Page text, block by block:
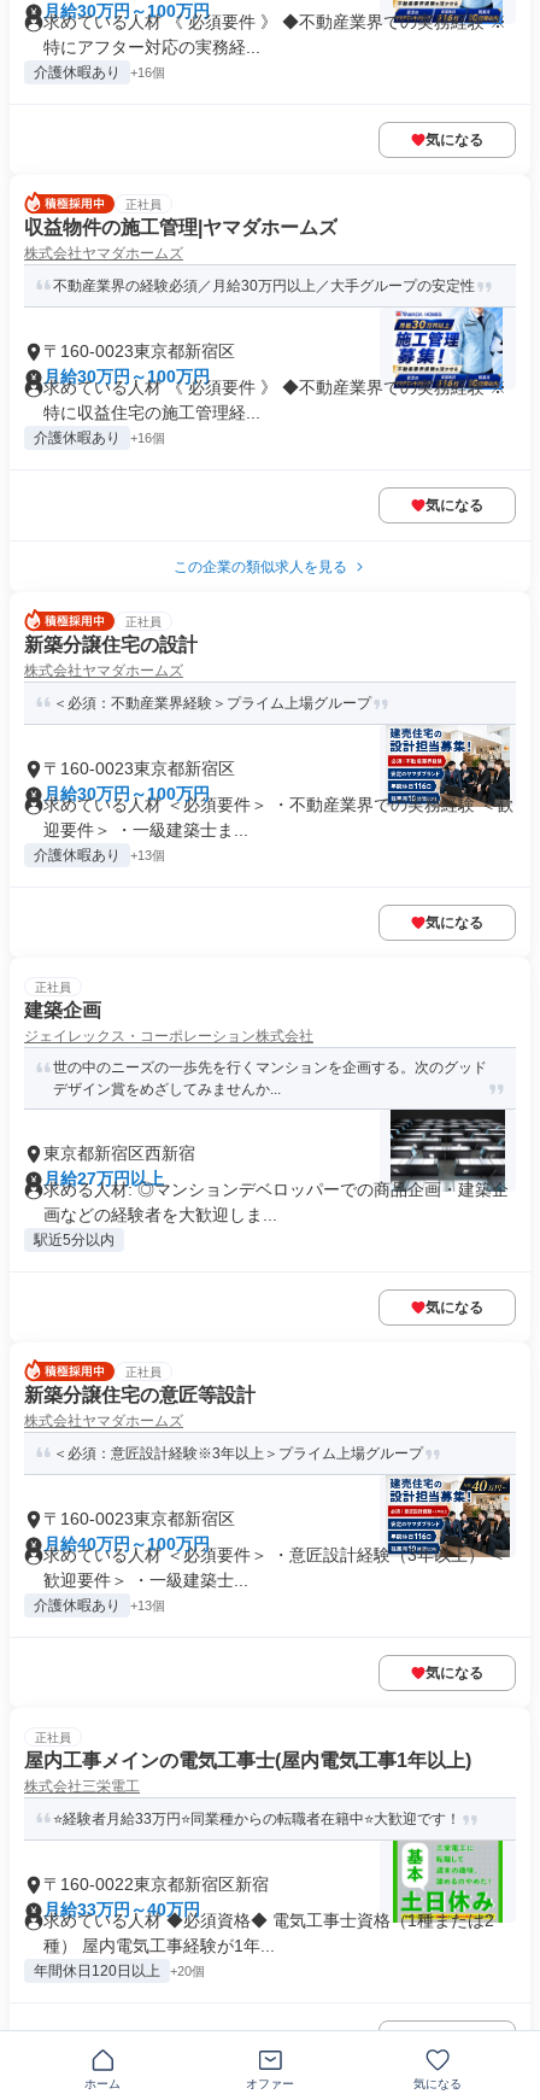
月給30万円～100万円
求めている人材 《 必須要件 》 ◆不動産業界での実務経験 ※
特にアフター対応の実務経...
介護休暇あり +16個
気になる
正社員
収益物件の施工管理|ヤマダホームズ
株式会社ヤマダホームズ
不動産業界の経験必須／月給30万円以上／大手グループの安定性
〒160-0023東京都新宿区
月給30万円～100万円
求めている人材 《 必須要件 》 ◆不動産業界での実務経験 ※
特に収益住宅の施工管理経...
介護休暇あり +16個
気になる
この企業の類似求人を見る
正社員
新築分譲住宅の設計
株式会社ヤマダホームズ
＜必須：不動産業界経験＞プライム上場グループ
〒160-0023東京都新宿区
月給30万円～100万円
求めている人材 ＜必須要件＞ ・不動産業界での実務経験 ＜歓
迎要件＞ ・一級建築士ま...
介護休暇あり +13個
気になる
正社員
建築企画
ジェイレックス・コーポレーション株式会社
世の中のニーズの一歩先を行くマンションを企画する。次のグッド
デザイン賞をめざしてみませんか...
東京都新宿区西新宿
月給27万円以上
求める人材: ◎マンションデベロッパーでの商品企画・建築企
画などの経験者を大歓迎しま...
駅近5分以内
気になる
正社員
新築分譲住宅の意匠等設計
株式会社ヤマダホームズ
＜必須：意匠設計経験※3年以上＞プライム上場グループ
〒160-0023東京都新宿区
月給40万円～100万円
求めている人材 ＜必須要件＞ ・意匠設計経験（3年以上） ＜
歓迎要件＞ ・一級建築士...
介護休暇あり +13個
気になる
正社員
屋内工事メインの電気工事士(屋内電気工事1年以上)
株式会社三栄電工
⭐経験者月給33万円⭐同業種からの転職者在籍中⭐大歓迎です！
〒160-0022東京都新宿区新宿
月給33万円～40万円
求めている人材 ◆必須資格◆ 電気工事士資格（1種または2
種） 屋内電気工事経験が1年...
年間休日120日以上 +20個
ホーム オファー 気になる